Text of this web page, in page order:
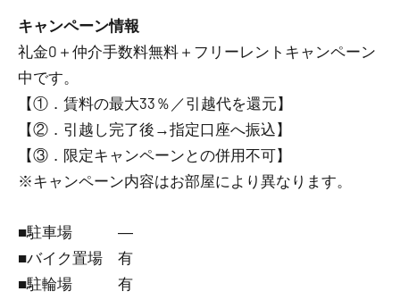
キャンペーン情報
礼金0 ＋ 仲介手数料無料 ＋ フリーレント キャンペーン
中です。
【①．賃料の最大33％／引越代を還元】
【②．引越し完了後→指定口座へ振込】
【③．限定キャンペーンとの併用不可】
※キャンペーン内容はお部屋により異なります。
■駐車場 ―
■バイク置場 有
■駐輪場 有